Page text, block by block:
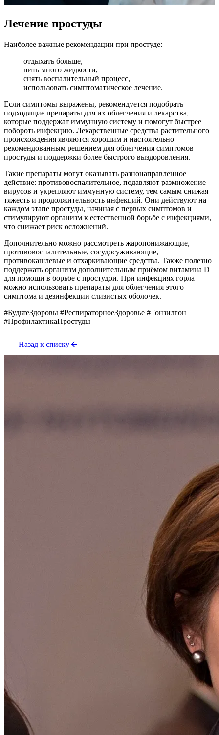
Лечение простуды
Наиболее важные рекомендации при простуде:
отдыхать больше,
пить много жидкости,
снять воспалительный процесс,
использовать симптоматическое лечение.
Если симптомы выражены, рекомендуется подобрать
подходящие препараты для их облегчения и лекарства,
которые поддержат иммунную систему и помогут быстрее
побороть инфекцию. Лекарственные средства растительного
происхождения являются хорошим и настоятельно
рекомендованным решением для облегчения симптомов
простуды и поддержки более быстрого выздоровления.
Такие препараты могут оказывать разнонаправленное
действие: противовоспалительное, подавляют размножение
вирусов и укрепляют иммунную систему, тем самым снижая
тяжесть и продолжительность инфекций. Они действуют на
каждом этапе простуды, начиная с первых симптомов и
стимулируют организм к естественной борьбе с инфекциями,
что снижает риск осложнений.
Дополнительно можно рассмотреть жаропонижающие,
противовоспалительные, сосудосуживающие,
противокашлевые и отхаркивающие средства. Также полезно
поддержать организм дополнительным приёмом витамина D
для помощи в борьбе с простудой. При инфекциях горла
можно использовать препараты для облегчения этого
симптома и дезинфекции слизистых оболочек.
#БудьтеЗдоровы #РеспираторноеЗдоровье #Тонзилгон
#ПрофилактикаПростуды
Назад к списку